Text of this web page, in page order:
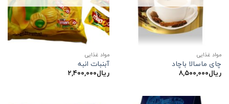
مواد غذایی
چای ماسالا باچاد
ریال۸,۵۰۰,۰۰۰
مواد غذایی
آبنبات انبه
ریال۲,۴۰۰,۰۰۰